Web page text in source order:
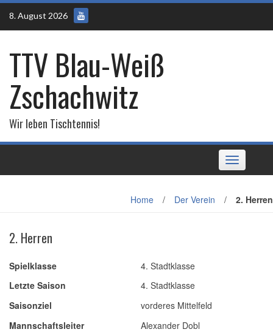
Skip
content
8. August 2026
TTV Blau-Weiß
Zschachwitz
Wir leben Tischtennis!
Toggle
navigation
Home / Der Verein / 2. Herren
2. Herren
Spielklasse
4. Stadtklasse
Letzte Saison
4. Stadtklasse
Saisonziel
vorderes Mittelfeld
Mannschaftsleiter
Alexander Dobl